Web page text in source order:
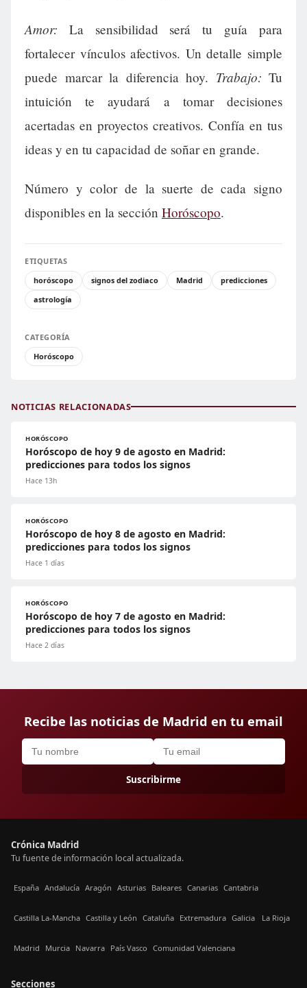
Amor: La sensibilidad será tu guía para
fortalecer vínculos afectivos. Un detalle simple
puede marcar la diferencia hoy. Trabajo: Tu
intuición te ayudará a tomar decisiones
acertadas en proyectos creativos. Confía en tus
ideas y en tu capacidad de soñar en grande.
Número y color de la suerte de cada signo
disponibles en la sección Horóscopo.
ETIQUETAS
horóscopo
signos del zodiaco Madrid
predicciones
astrología
CATEGORÍA
Horóscopo
NOTICIAS RELACIONADAS
HORÓSCOPO
Horóscopo de hoy 9 de agosto en Madrid:
predicciones para todos los signos
Hace 13h
HORÓSCOPO
Horóscopo de hoy 8 de agosto en Madrid:
predicciones para todos los signos
Hace 1 días
HORÓSCOPO
Horóscopo de hoy 7 de agosto en Madrid:
predicciones para todos los signos
Hace 2 días
Recibe las noticias de Madrid en tu email
Suscribirme
Crónica Madrid
Tu fuente de información local actualizada.
España Andalucía Aragón Asturias Baleares Canarias Cantabria
Castilla La-Mancha Castilla y León Cataluña Extremadura Galicia La Rioja
Madrid Murcia Navarra País Vasco Comunidad Valenciana
Secciones